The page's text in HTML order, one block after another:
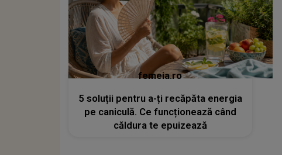
femeia.ro
5 soluții pentru a-ți recăpăta energia
pe caniculă. Ce funcționează când
căldura te epuizează